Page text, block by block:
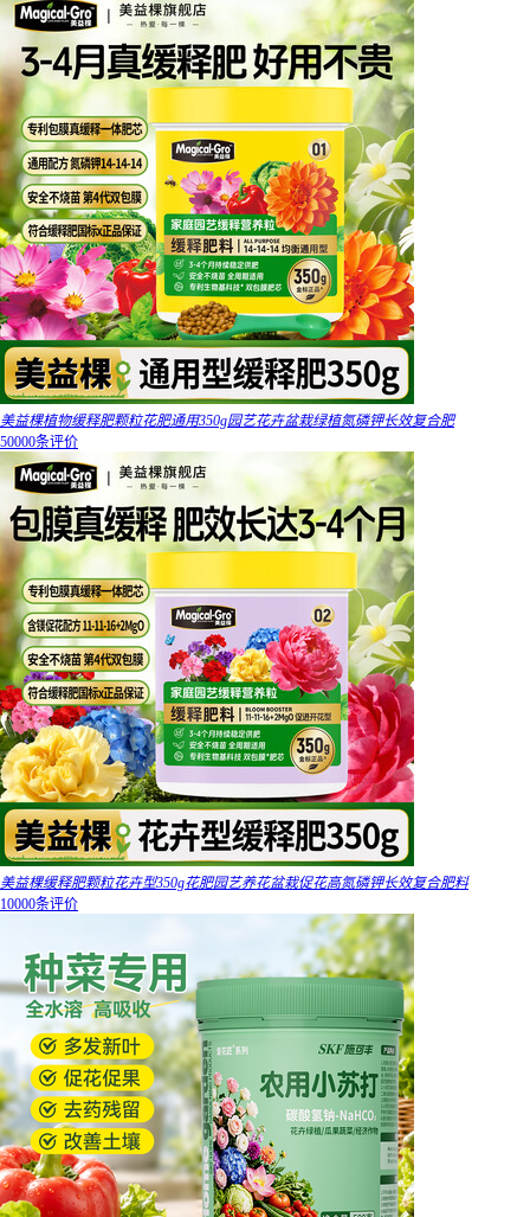
美益棵植物缓释肥颗粒花肥通用350g园艺花卉盆栽绿植氮磷钾长效复合肥
50000条评价
美益棵缓释肥颗粒花卉型350g花肥园艺养花盆栽促花高氮磷钾长效复合肥料
10000条评价